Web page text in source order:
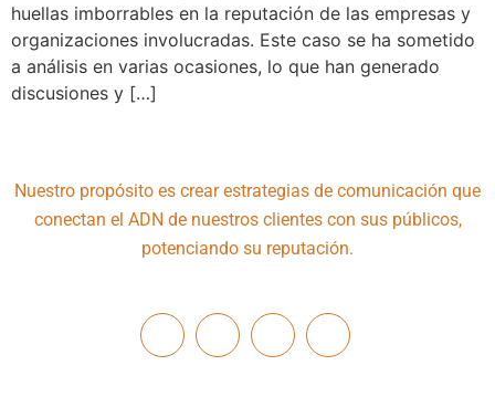
huellas imborrables en la reputación de las empresas y
organizaciones involucradas. Este caso se ha sometido
a análisis en varias ocasiones, lo que han generado
discusiones y […]
Nuestro propósito es crear estrategias de comunicación que
conectan el ADN de nuestros clientes con sus públicos,
potenciando su reputación.